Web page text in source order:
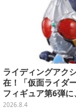
ライディングアク
在！「仮面ライダ
フィギュア第6弾に
ド」「フォーゼ」な
2026.8.4